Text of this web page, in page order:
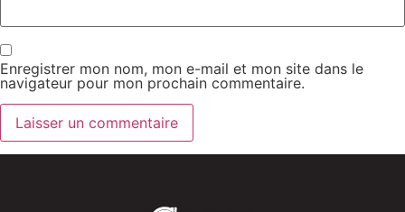
Enregistrer mon nom, mon e-mail et mon site dans le
navigateur pour mon prochain commentaire.